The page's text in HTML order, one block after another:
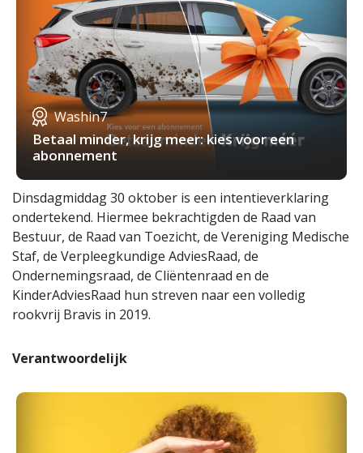
Washin7
Betaal minder, krijg meer: kies voor een
abonnement
Dinsdagmiddag 30 oktober is een intentieverklaring
ondertekend. Hiermee bekrachtigden de Raad van
Bestuur, de Raad van Toezicht, de Vereniging Medische
Staf, de Verpleegkundige AdviesRaad, de
Ondernemingsraad, de Cliëntenraad en de
KinderAdviesRaad hun streven naar een volledig
rookvrij Bravis in 2019.
Verantwoordelijk